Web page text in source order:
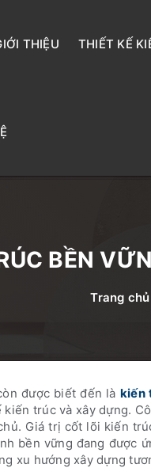
THIỆU THIẾT KẾ
BỀN
Trang chủ
được biết đến là kiến
trúc và xây dựng.
Giá trị cốt lõi kiến
bền vững đang được
xu hướng xây dựng